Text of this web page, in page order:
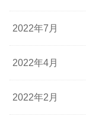
2022年7月
2022年4月
2022年2月